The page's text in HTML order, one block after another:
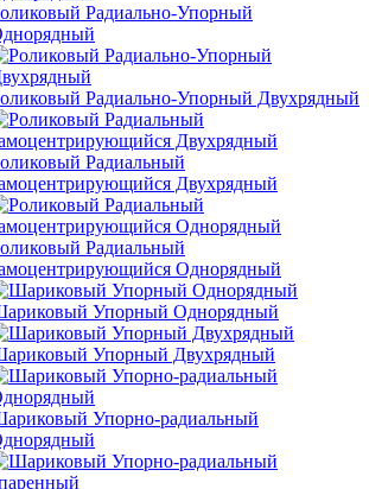
Радиально-Упорный
Радиально-Упорный Двухрядный
Радиальный
Двухрядный
Радиальный
Однорядный
Упорный Однорядный
Упорный Двухрядный
Упорно-радиальный